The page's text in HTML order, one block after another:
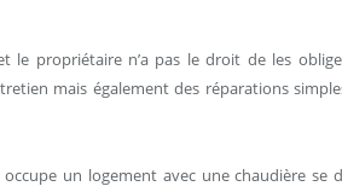
le propriétaire n’a pas le droit de les
mais également des réparations
un logement avec une chaudière se